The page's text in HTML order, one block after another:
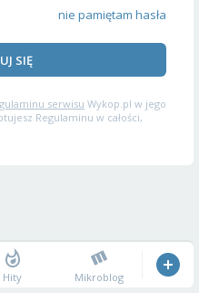
nie pamiętam hasła
SIĘ
serwisu Wykop.pl w jego
Regulaminu w całości,
Hity Mikroblog